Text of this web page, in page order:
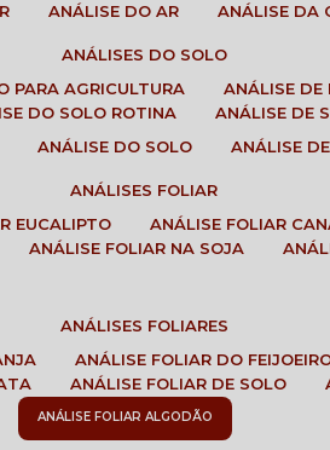
ANÁLISE DO AR ANÁLISE
ANÁLISES DO SOLO
PARA AGRICULTURA
ANÁLISE
DO SOLO ROTINA ANÁLISE DE
ANÁLISE DO SOLO ANÁLISE
ANÁLISES FOLIAR
EUCALIPTO ANÁLISE FOLIAR
ANÁLISE FOLIAR NA SOJA
ANÁLISES FOLIARES
ANÁLISE FOLIAR DO
ANÁLISE FOLIAR DE SOLO
ANÁLISE FOLIAR ALGODÃO